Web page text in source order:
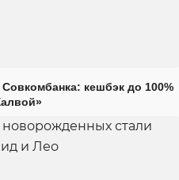
кешбэк до 100%